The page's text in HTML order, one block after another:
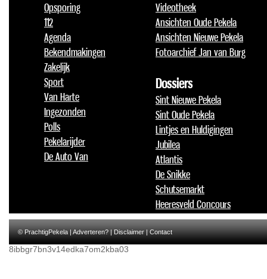
Opsporing
112
Agenda
Bekendmakingen
Zakelijk
Sport
Van Harte
Ingezonden
Polls
Pekelarijder
De Auto Van
Videotheek
Ansichten Oude Pekela
Ansichten Nieuwe Pekela
Fotoarchief Jan van Burg
Dossiers
Sint Nieuwe Pekela
Sint Oude Pekela
Lintjes en Huldigingen
Jubilea
Atlantis
De Snikke
Schutsemarkt
Heeresveld Concours
© PrachtigPekela |Adverteren?|Disclaimer|Contact
8ibbgr7bn3v14edka7om2kba03